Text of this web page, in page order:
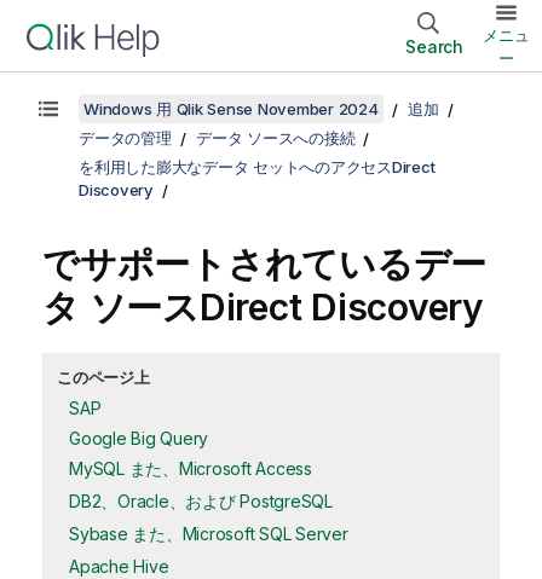
Search
メニュ
ー
Windows 用 Qlik Sense November 2024
追加
データの管理
データ ソースへの接続
を利用した膨大なデータ セットへのアクセスDirect
Discovery
でサポートされているデー
タ ソースDirect Discovery
このページ上
SAP
Google Big Query
MySQL また、Microsoft Access
DB2、Oracle、および PostgreSQL
Sybase また、Microsoft SQL Server
Apache Hive